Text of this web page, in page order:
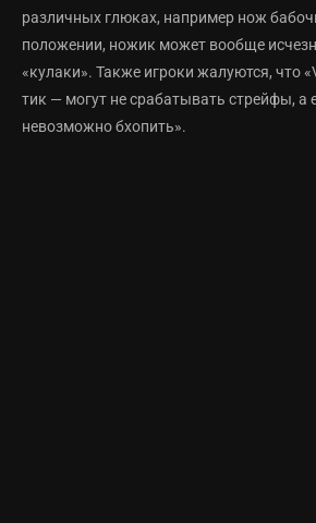
различных глюках, например нож
положении, ножик может вообще
«кулаки». Также игроки жалуются, что
тик — могут не срабатывать стрейфы, а
невозможно бхопить».